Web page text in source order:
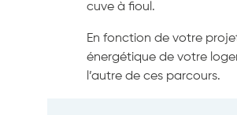
cuve à fioul.
En fonction de votre
énergétique de votre
l’autre de ces parcours.